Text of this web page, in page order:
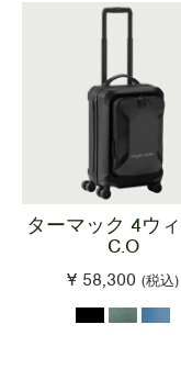
ターマック 4ウ
C.O
¥ 58,300 (税込)